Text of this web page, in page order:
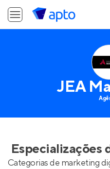
JEA
Especializações
Categorias de marketing